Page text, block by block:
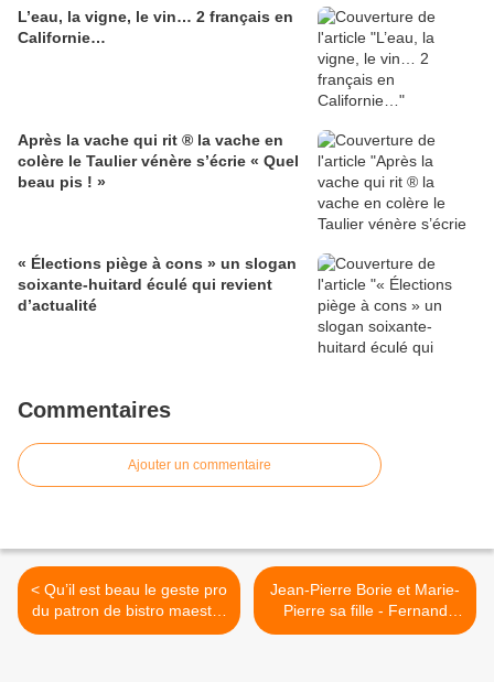
L’eau, la vigne, le vin… 2 français en
Californie…
Après la vache qui rit ® la vache en
colère le Taulier vénère s’écrie « Quel
beau pis ! »
« Élections piège à cons » un slogan
soixante-huitard éculé qui revient
d’actualité
Commentaires
Ajouter un commentaire
< Qu’il est beau le geste pro
du patron de bistro maestro
de la libération des goulots !
Jean-Pierre Borie et Marie-
Pierre sa fille - Fernand
Vaquer et sa belle-fille